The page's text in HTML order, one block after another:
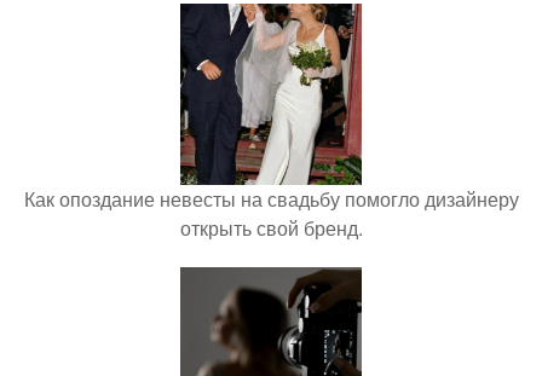
Как опоздание невесты на свадьбу помогло дизайнеру
открыть свой бренд.